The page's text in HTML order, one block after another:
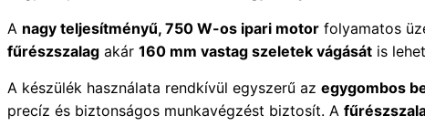
A nagy teljesítményű, 750 W-os ipari motor folyamatos
fűrészszalag akár 160 mm vastag szeletek vágását is
A készülék használata rendkívül egyszerű az egygombos
precíz és biztonságos munkavégzést biztosít. A